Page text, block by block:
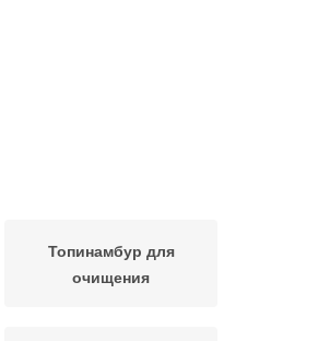
Топинамбур для
очищения